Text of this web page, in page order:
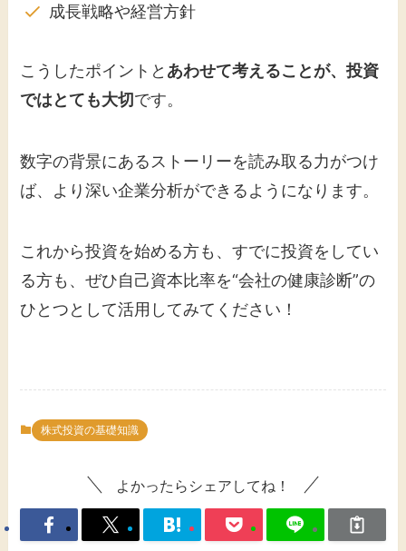
成長戦略や経営方針
こうしたポイントと あわせて考えることが、投資
ではとても大切です。
数字の背景にあるストーリーを読み取る力がつけ
ば、より深い企業分析ができるようになります。
これから投資を始める方も、すでに投資をしてい
る方も、ぜひ自己資本比率を“会社の健康診断”の
ひとつとして活用してみてください！
株式投資の基礎知識
よかったらシェアしてね！